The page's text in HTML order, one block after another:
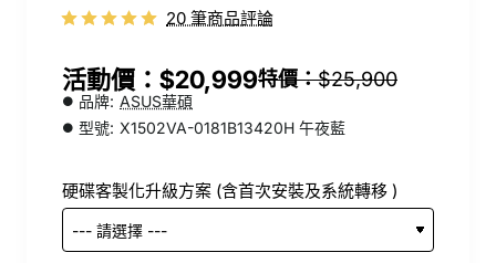
20 筆商品評論
$20,999 $25,900
品牌: ASUS華碩
型號: X1502VA-0181B13420H 午夜藍
硬碟客製化升級方案 (含首次安裝及系統轉移 )